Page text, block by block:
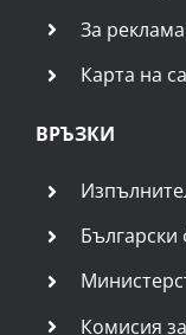
За реклама
Карта на
ВРЪЗКИ
Комисия